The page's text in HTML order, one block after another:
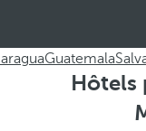
Guatemala
Hôtels